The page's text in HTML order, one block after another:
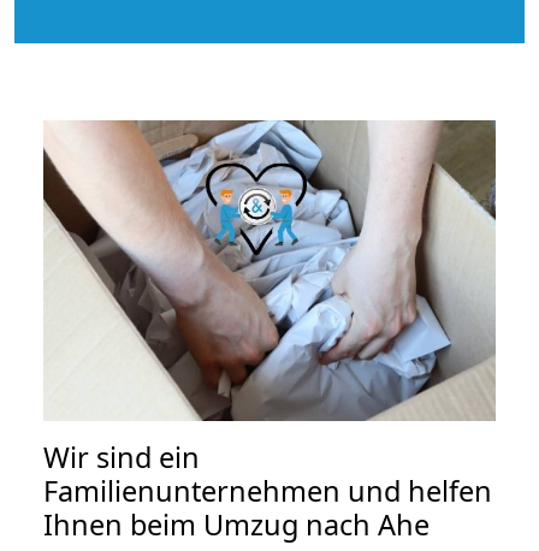
Wir sind ein
Familienunternehmen und helfen
Ihnen beim Umzug nach Ahe